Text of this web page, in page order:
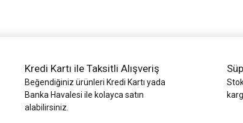
Kredi Kartı ile Taksitli Alışveriş
Beğendiğiniz ürünleri Kredi Kartı yada
Banka Havalesi ile kolayca satın
alabilirsiniz.